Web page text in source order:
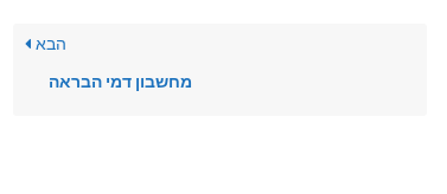
הבא
מחשבון דמי הבראה